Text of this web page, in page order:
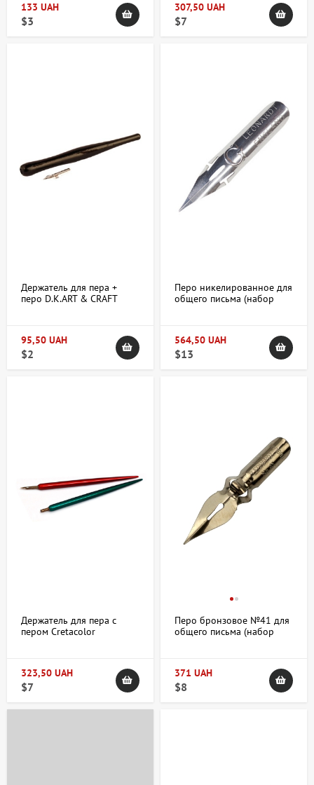
133 UAH
$3
307,50 UAH
$7
Держатель для пера +
перо D.K.ART & CRAFT
95,50 UAH
$2
Перо никелированное для
общего письма (набор
564,50 UAH
$13
Держатель для пера с
пером Cretacolor
323,50 UAH
$7
Перо бронзовое №41 для
общего письма (набор
371 UAH
$8